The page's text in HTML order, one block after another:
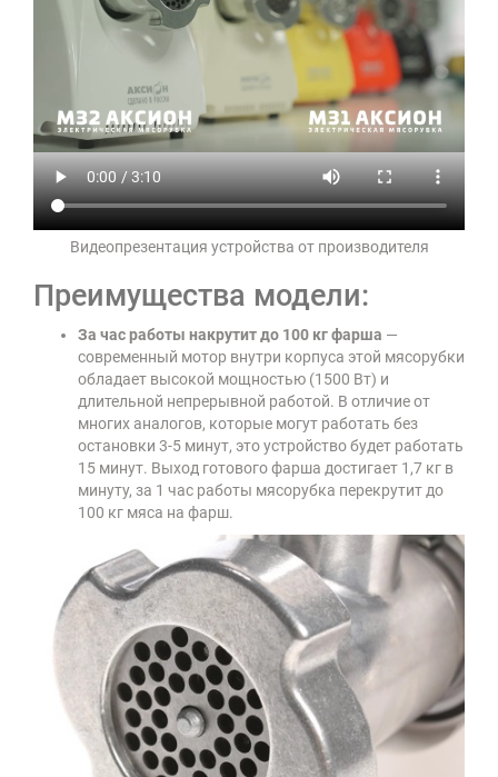
Видеопрезентация устройства от производителя
Преимущества модели:
За час работы накрутит до 100 кг фарша —
современный мотор внутри корпуса этой мясорубки
обладает высокой мощностью (1500 Вт) и
длительной непрерывной работой. В отличие от
многих аналогов, которые могут работать без
остановки 3-5 минут, это устройство будет работать
15 минут. Выход готового фарша достигает 1,7 кг в
минуту, за 1 час работы мясорубка перекрутит до
100 кг мяса на фарш.